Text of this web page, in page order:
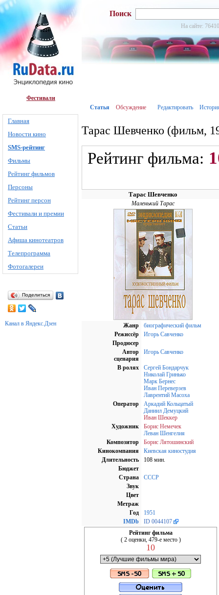
Фестивали
Главная
Новости кино
SMS-рейтинг
Фильмы
Рейтинг фильмов
Персоны
Рейтинг персон
Фестивали и премии
Статьи
Афиша кинотеатров
Телепрограмма
Фотогалереи
Поделиться
Канал в Яндекс.Дзен
Поиск
На сайте:
Статья Обсуждение Редактировать
Тарас Шевченко (фильм,
Рейтинг фильма:
Тарас Шевченко
Маленький Тарас
Жанр
биографический фильм
Режиссёр
Игорь Савченко
Продюсер
Автор
сценария
Игорь Савченко
В ролях
Сергей Бондарчук
Николай Гринько
Марк Бернес
Иван Переверзев
Лаврентий Масоха
Оператор
Аркадий Кольцатый
Даниил Демуцкий
Иван Шеккер
Художник
Борис Немечек
Леван Шенгелия
Композитор
Борис Лятошинский
Кинокомпания
Киевская киностудия
Длительность
108 мин.
Бюджет
Страна
СССР
Звук
Цвет
Метраж
Год
1951
IMDb
ID 0044107
Рейтинг фильма
( 2 оценки, 479-е место )
10